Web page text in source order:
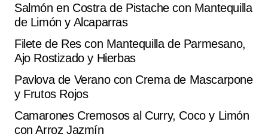
Submit Comment
Salmón en Costra de Pistache con Mantequilla
de Limón y Alcaparras
Filete de Res con Mantequilla de Parmesano,
Ajo Rostizado y Hierbas
Pavlova de Verano con Crema de Mascarpone
y Frutos Rojos
Camarones Cremosos al Curry, Coco y Limón
con Arroz Jazmín